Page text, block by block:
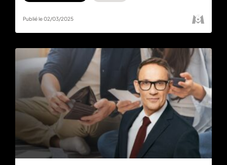
Publié le 02/03/2025